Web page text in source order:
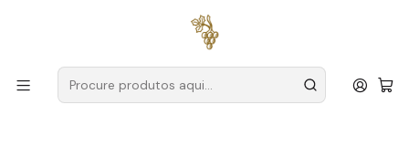
para encomendas a partir de
Produtores Alentejo
Rosa Santos Família
Rosa Santos Família Explicit Tinto Magnum Alentejo Tinto
1.5L